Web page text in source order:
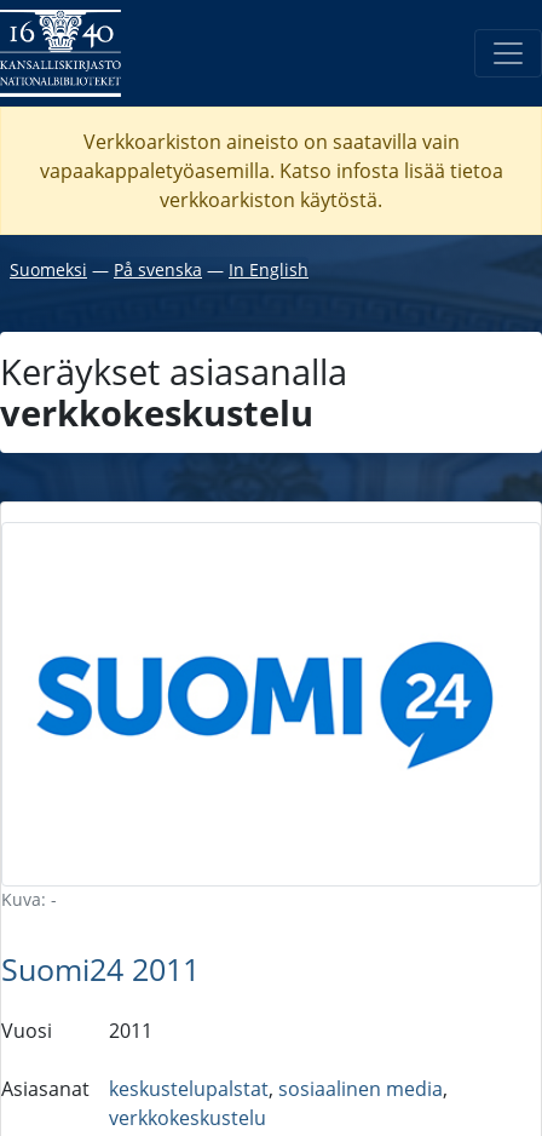
Verkkoarkiston aineisto on saatavilla vain
vapaakappaletyöasemilla. Katso infosta lisää tietoa
verkkoarkiston käytöstä.
Suomeksi ― På svenska ― In English
Keräykset asiasanalla
verkkokeskustelu
Kuva: -
Suomi24 2011
Vuosi 2011
Asiasanat keskustelupalstat, sosiaalinen media,
verkkokeskustelu